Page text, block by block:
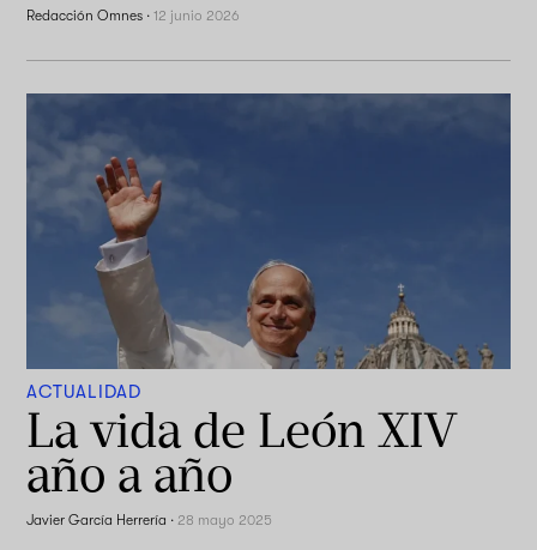
Redacción Omnes ·12 junio 2026
ACTUALIDAD
La vida de León XIV
año a año
Javier García Herrería · 28 mayo 2025